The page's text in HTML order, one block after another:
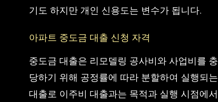
기도 하지만 개인 신용도는 변수가 됩니다.
아파트 중도금 대출 신청 자격
중도금 대출은 리모델링 공사비와 사업비를 충
당하기 위해 공정률에 따라 분할하여 실행되는
대출로 이주비 대출과는 목적과 실행 시점에서